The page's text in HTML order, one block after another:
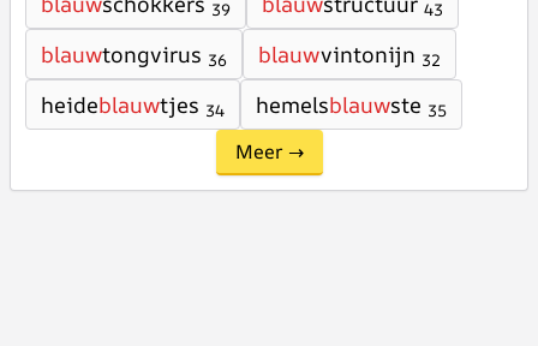
39 43
blauwtongvirus 36 blauwvintonijn 32
heideblauwtjes 34 hemelsblauwste 35
Meer →